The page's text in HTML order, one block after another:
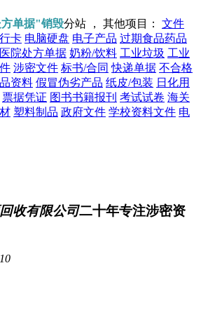
单据"销毁分站 ， 其他项目： 文件
卡 电脑硬盘 电子产品 过期食品药品
医院处方单据 奶粉/饮料 工业垃圾 工业
涉密文件 标书/合同 快递单据 不合格
资料 假冒伪劣产品 纸皮/包装 日化用
票据凭证 图书书籍报刊 考试试卷 海关
塑料制品 政府文件 学校资料文件 电
收有限公司二十年专注涉密资